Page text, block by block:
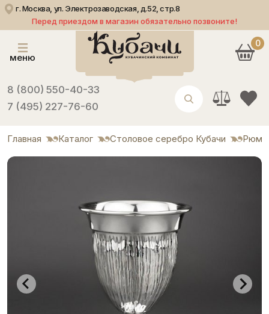
г. Москва, ул. Электрозаводская, д.52, стр.8
Перед приездом в магазин обязательно позвоните!
меню
8 (800) 550-40-33
7 (495) 227-76-60
0
Главная Каталог Столовое серебро Кубачи